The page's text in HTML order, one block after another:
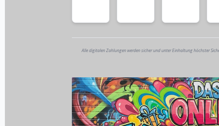
Alle digitalen Zahlungen werden sicher und unter Einhaltung höchster